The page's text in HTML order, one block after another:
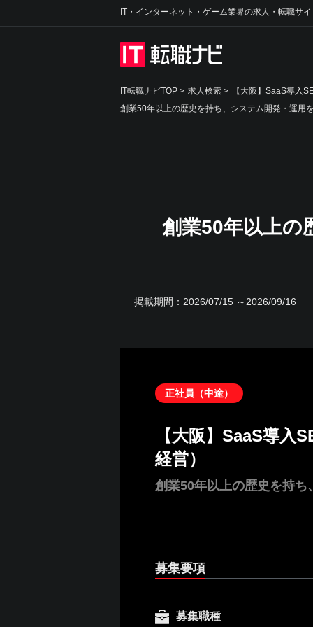
IT・インターネット・ゲーム業界の求人・転職サ
IT転職ナビTOP > 求人検索 >
【大阪】SaaS導入
創業50年以上の歴史を持ち、システム開発・運用
創業50年以上の
掲載期間： 2026/07/15 ～2026/09/16
正社員（中途）
【大阪】SaaS導入
経営）
創業50年以上の歴史を持
募集要項
募集職種